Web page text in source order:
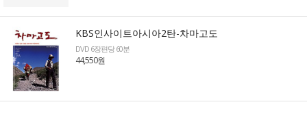
KBS인사이트아시아2탄-차마고도
DVD 6장편당 60분
44,550원